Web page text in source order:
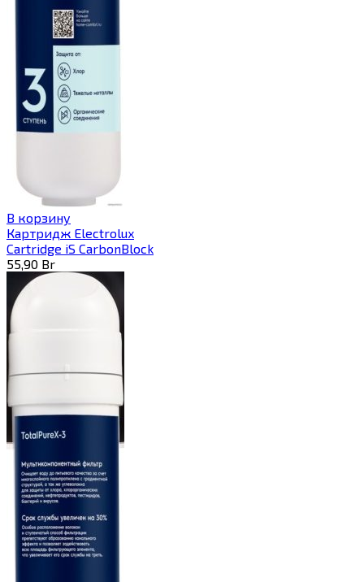
В корзину
Картридж Electrolux
Cartridge iS CarbonBlock
55,90 Br